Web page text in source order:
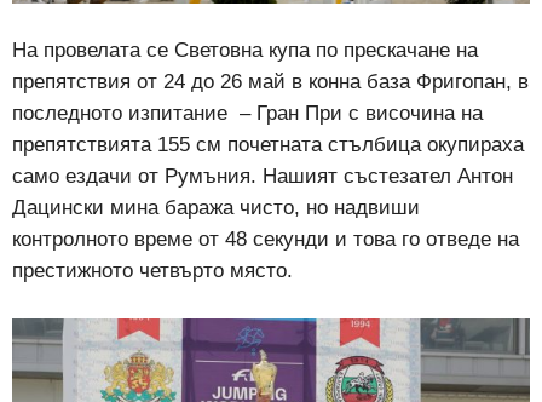
На провелата се Световна купа по прескачане на
препятствия от 24 до 26 май в конна база Фригопан, в
последното изпитание – Гран При с височина на
препятствията 155 см почетната стълбица окупираха
само ездачи от Румъния. Нашият състезател Антон
Дацински мина баража чисто, но надвиши
контролното време от 48 секунди и това го отведе на
престижното четвърто място.